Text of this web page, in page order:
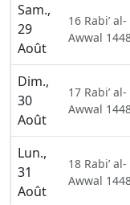
Sam.,
29
Août
16 Rabi’ al-
Awwal
Dim.,
30
Août
17 Rabi’ al-
Awwal
Lun.,
31
Août
18 Rabi’ al-
Awwal